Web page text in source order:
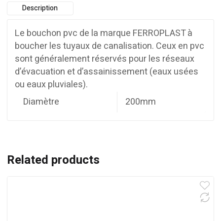
Description
Le bouchon pvc de la marque FERROPLAST à
boucher les tuyaux de canalisation. Ceux en pvc
sont généralement réservés pour les réseaux
d’évacuation et d’assainissement (eaux usées
ou eaux pluviales).
Diamètre
200mm
Related products